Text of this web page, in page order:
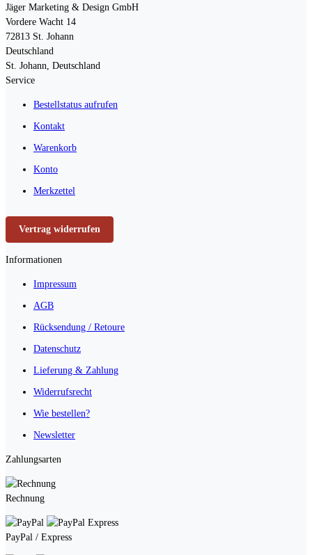
Jäger Marketing & Design GmbH
Vordere Wacht 14
72813 St. Johann
Deutschland
St. Johann, Deutschland
Service
Bestellstatus aufrufen
Kontakt
Warenkorb
Konto
Merkzettel
Vertrag widerrufen
Informationen
Impressum
AGB
Rücksendung / Retoure
Datenschutz
Lieferung & Zahlung
Widerrufsrecht
Wie bestellen?
Newsletter
Zahlungsarten
Rechnung
PayPal / Express